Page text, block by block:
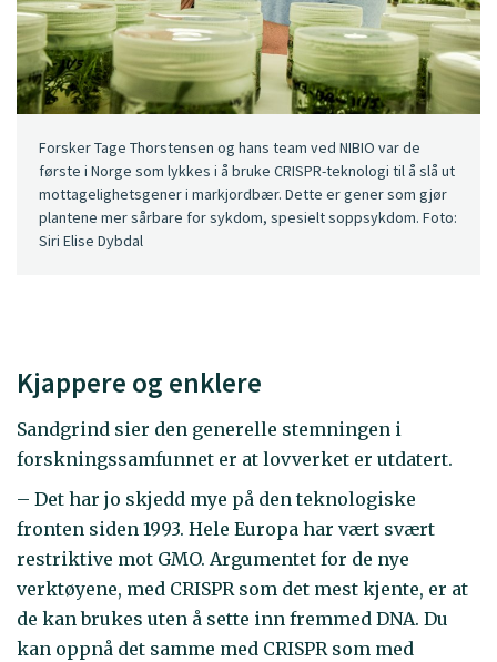
Forsker Tage Thorstensen og hans team ved NIBIO var de
første i Norge som lykkes i å bruke CRISPR-teknologi til å slå ut
mottagelighetsgener i markjordbær. Dette er gener som gjør
plantene mer sårbare for sykdom, spesielt soppsykdom. Foto:
Siri Elise Dybdal
Kjappere og enklere
Sandgrind sier den generelle stemningen i
forskningssamfunnet er at lovverket er utdatert.
– Det har jo skjedd mye på den teknologiske
fronten siden 1993. Hele Europa har vært svært
restriktive mot GMO. Argumentet for de nye
verktøyene, med CRISPR som det mest kjente, er at
de kan brukes uten å sette inn fremmed DNA. Du
kan oppnå det samme med CRISPR som med